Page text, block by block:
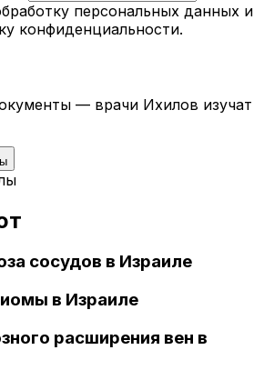
персональных данных и
конфиденциальности.
— врачи Ихилов изучат
сосудов в Израиле
в Израиле
расширения вен в